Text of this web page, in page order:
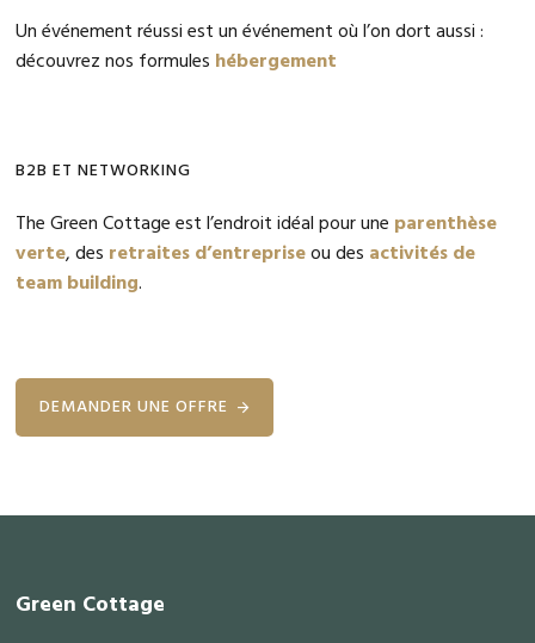
Un événement réussi est un événement où l’on dort aussi :
découvrez nos formules hébergement
B2B ET NETWORKING
The Green Cottage est l’endroit idéal pour une parenthèse
verte, des retraites d’entrepriseou des activités de
team building.
DEMANDER UNE OFFRE
Footer
Green Cottage